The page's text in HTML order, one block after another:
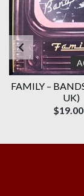
FAMILY ‎–
UK)